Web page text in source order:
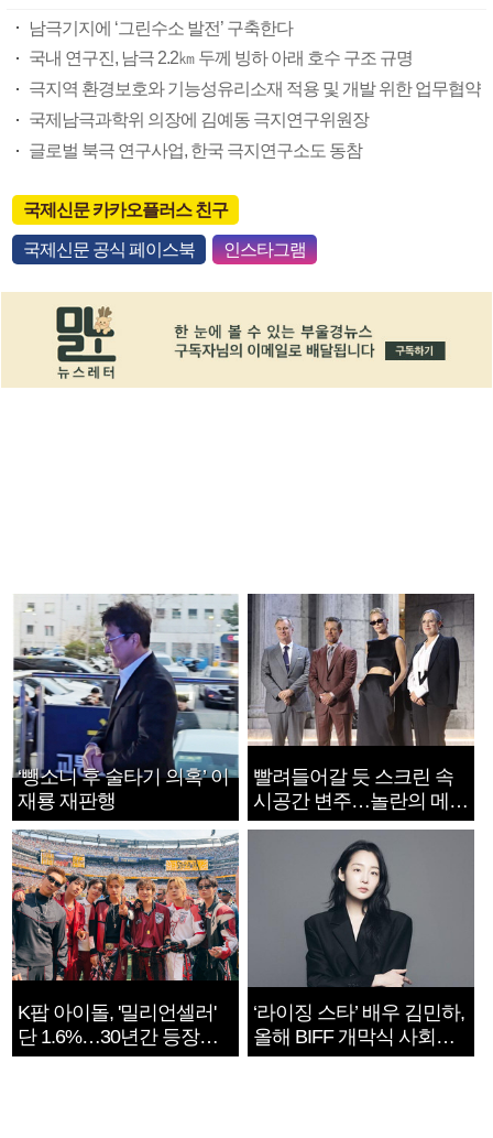
남극기지에 ‘그린수소 발전’ 구축한다
국내 연구진, 남극 2.2㎞ 두께 빙하 아래 호수 구조 규명
극지역 환경보호와 기능성유리소재 적용 및 개발 위한 업무협약
국제남극과학위 의장에 김예동 극지연구위원장
글로벌 북극 연구사업, 한국 극지연구소도 동참
국제신문 카카오플러스 친구
국제신문 공식 페이스북 인스타그램
‘뺑소니 후 술타기 의혹’ 이
재룡 재판행
빨려들어갈 듯 스크린 속
시공간 변주…놀란의 메시
지는 ‘전쟁 속죄’
K팝 아이돌, '밀리언셀러'
단 1.6%…30년간 등장
1182개팀 전수조사
‘라이징 스타’ 배우 김민하,
올해 BIFF 개막식 사회자
확정